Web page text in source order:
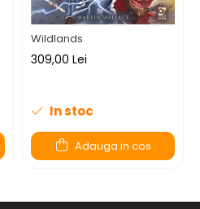
Wildlands
309,00 Lei
In stoc
Adauga in cos